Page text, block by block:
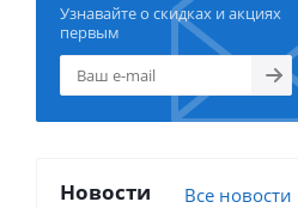
Узнавайте о скидках и акциях
первым
Новости Все новости